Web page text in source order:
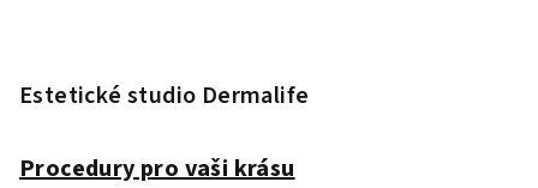
Estetické studio Dermalife
Procedury pro vaši krásu